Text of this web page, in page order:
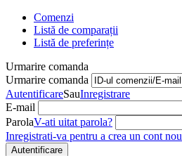
Comenzi
Listă de comparații
Listă de preferințe
Urmarire comanda
Urmarire comanda
AutentificareSauInregistrare
E-mail
ParolaV-ati uitat parola?
Inregistrati-va pentru a crea un cont nou
Autentificare